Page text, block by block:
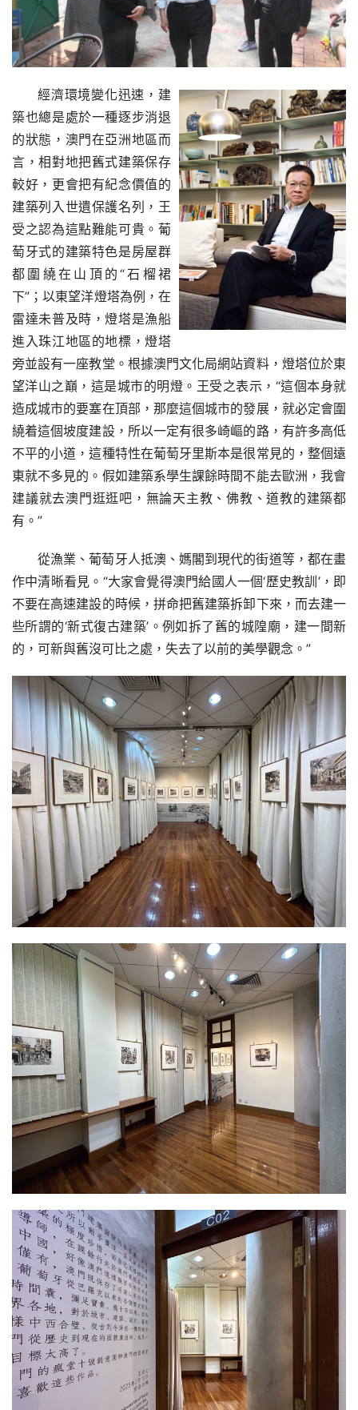
經濟環境變化迅速，建
築也總是處於一種逐步消退
的狀態，澳門在亞洲地區而
言，相對地把舊式建築保存
較好，更會把有紀念價值的
建築列入世遺保護名列，王
受之認為這點難能可貴。葡
萄牙式的建築特色是房屋群
都圍繞在山頂的“石榴裙
下”；以東望洋燈塔為例，在
雷達未普及時，燈塔是漁船
進入珠江地區的地標，燈塔
旁並設有一座教堂。根據澳門文化局網站資料，燈塔位於東
望洋山之巔，這是城市的明燈。王受之表示，“這個本身就
造成城市的要塞在頂部，那麼這個城市的發展，就必定會圍
繞着這個坡度建設，所以一定有很多崎嶇的路，有許多高低
不平的小道，這種特性在葡萄牙里斯本是很常見的，整個遠
東就不多見的。假如建築系學生課餘時間不能去歐洲，我會
建議就去澳門逛逛吧，無論天主教、佛教、道教的建築都
有。”
從漁業、葡萄牙人抵澳、媽閣到現代的街道等，都在畫
作中清晰看見。“大家會覺得澳門給國人一個‘歷史教訓’，即
不要在高速建設的時候，拼命把舊建築拆卸下來，而去建一
些所謂的‘新式復古建築’。例如拆了舊的城隍廟，建一間新
的，可新與舊沒可比之處，失去了以前的美學觀念。”